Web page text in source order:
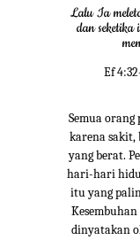
Lalu Ia
dan
Ef
Semua
karena sakit,
yang berat.
hari-hari
itu yang
dinyatakan